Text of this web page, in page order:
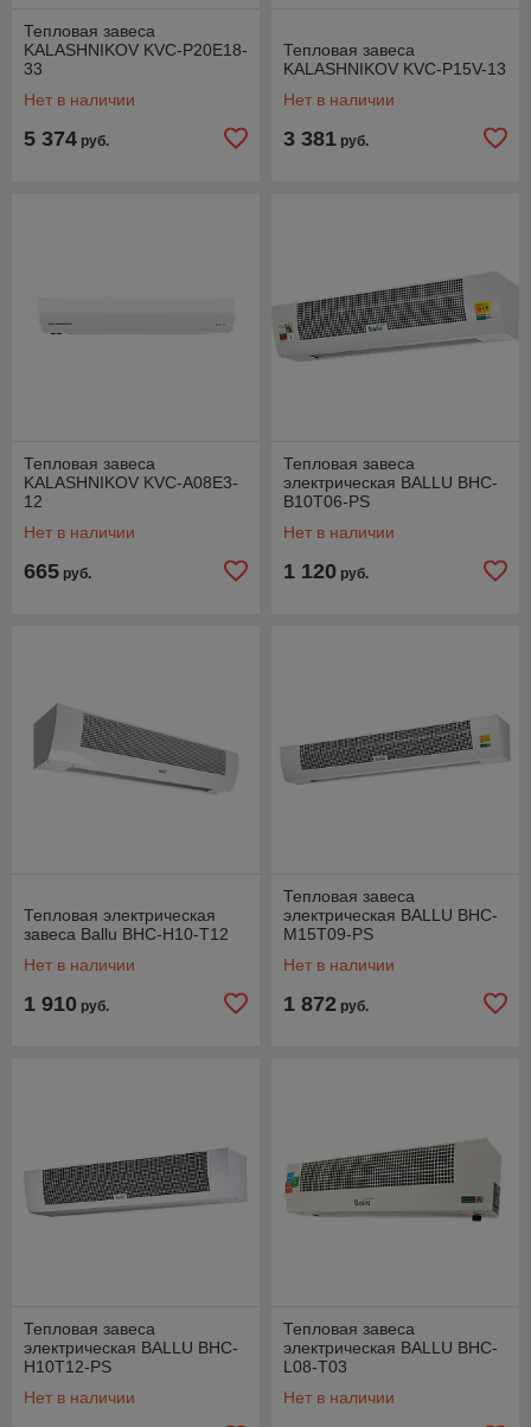
Тепловая завеса
KALASHNIKOV KVC-P20E18-
33
Нет в наличии
5 374 руб.
Тепловая завеса
KALASHNIKOV KVC-P15V-13
Нет в наличии
3 381 руб.
Тепловая завеса
KALASHNIKOV KVC-A08E3-
12
Нет в наличии
665 руб.
Тепловая завеса
электрическая BALLU BHC-
B10T06-PS
Нет в наличии
1 120 руб.
Тепловая электрическая
завеса Ballu BHC-H10-T12
Нет в наличии
1 910 руб.
Тепловая завеса
электрическая BALLU BHC-
M15T09-PS
Нет в наличии
1 872 руб.
Тепловая завеса
электрическая BALLU BHC-
H10T12-PS
Нет в наличии
Тепловая завеса
электрическая BALLU BHC-
L08-T03
Нет в наличии